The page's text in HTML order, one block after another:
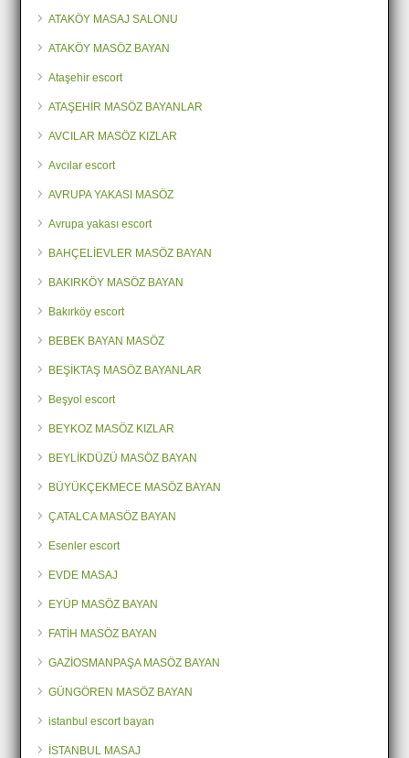
ATAKÖY MASAJ SALONU
ATAKÖY MASÖZ BAYAN
Ataşehir escort
ATAŞEHİR MASÖZ BAYANLAR
AVCILAR MASÖZ KIZLAR
Avcılar escort
AVRUPA YAKASI MASÖZ
Avrupa yakası escort
BAHÇELİEVLER MASÖZ BAYAN
BAKIRKÖY MASÖZ BAYAN
Bakırköy escort
BEBEK BAYAN MASÖZ
BEŞİKTAŞ MASÖZ BAYANLAR
Beşyol escort
BEYKOZ MASÖZ KIZLAR
BEYLİKDÜZÜ MASÖZ BAYAN
BÜYÜKÇEKMECE MASÖZ BAYAN
ÇATALCA MASÖZ BAYAN
Esenler escort
EVDE MASAJ
EYÜP MASÖZ BAYAN
FATİH MASÖZ BAYAN
GAZİOSMANPAŞA MASÖZ BAYAN
GÜNGÖREN MASÖZ BAYAN
istanbul escort bayan
İSTANBUL MASAJ